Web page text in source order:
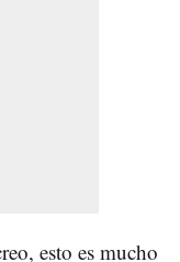
esto es mucho